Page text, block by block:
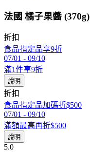
法國 橘子果醬 (370g)
折扣
食品指定品享9折
07/01 - 09/10
滿1件享9折
說明
折扣
食品指定品加碼折$500
07/01 - 09/10
滿額最高再折$500
說明
5.0